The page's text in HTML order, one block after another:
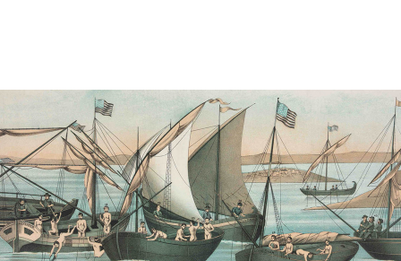
ΣΥΝΕΡΓΕΙΕΣ
ΒΙΒΛΙΟΘΗΚΗ